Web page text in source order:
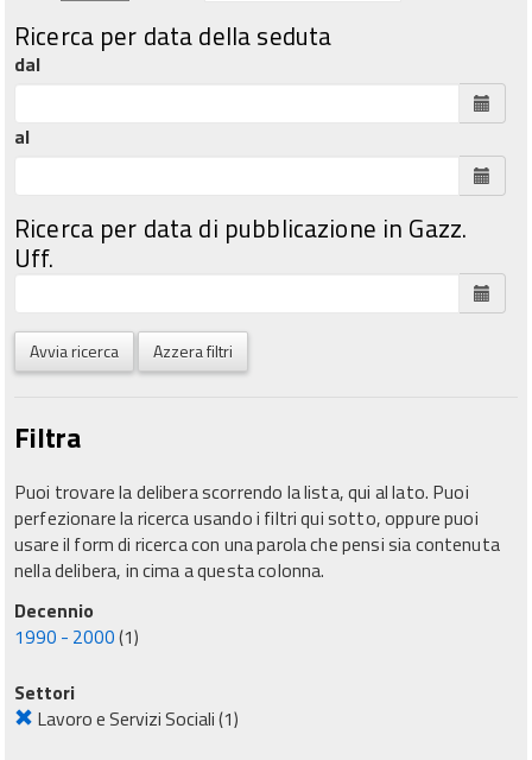
Ricerca per data della seduta
dal
al
Ricerca per data di pubblicazione in Gazz.
Uff.
Avvia ricerca Azzera filtri
Filtra
Puoi trovare la delibera scorrendo la lista, qui al lato. Puoi
perfezionare la ricerca usando i filtri qui sotto, oppure puoi
usare il form di ricerca con una parola che pensi sia contenuta
nella delibera, in cima a questa colonna.
Decennio
1990 - 2000(1)
Settori
Lavoro e Servizi Sociali(1)